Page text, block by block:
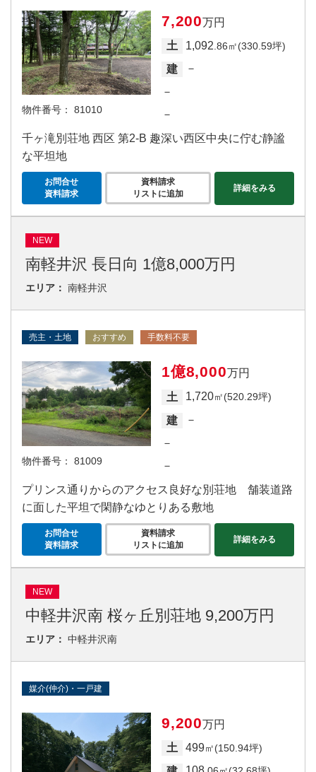
物件番号： 81010
7,200万円
土
1,092 .86㎡(330.59坪)
建
－
－
－
千ヶ滝別荘地 西区 第2‐B 趣深い西区中央に佇む静謐
な平坦地
お問合せ
資料請求
資料請求
リストに追加
詳細をみる
南軽井沢 長日向 1億8,000万円
NEW
エリア： 南軽井沢
売主・土地 おすすめ 手数料不要
物件番号： 81009
1億8,000万円
土
1,720㎡(520.29坪)
建
－
－
－
プリンス通りからのアクセス良好な別荘地 舗装道路
に面した平坦で閑静なゆとりある敷地
お問合せ
資料請求
資料請求
リストに追加
詳細をみる
中軽井沢南 桜ヶ丘別荘地 9,200万円
NEW
エリア： 中軽井沢南
媒介(仲介)・一戸建
9,200万円
土
499㎡(150.94坪)